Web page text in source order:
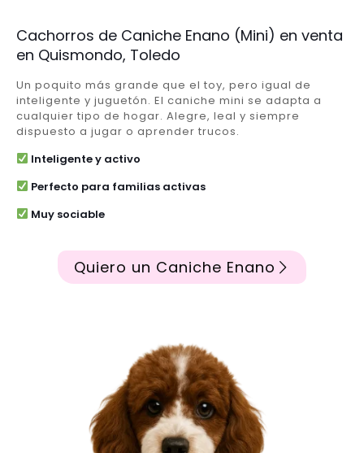
Cachorros de Caniche Enano (Mini) en venta
en Quismondo, Toledo
Un poquito más grande que el toy, pero igual de
inteligente y juguetón. El caniche mini se adapta a
cualquier tipo de hogar. Alegre, leal y siempre
dispuesto a jugar o aprender trucos.
Inteligente y activo
Perfecto para familias activas
Muy sociable
Quiero un Caniche Enano